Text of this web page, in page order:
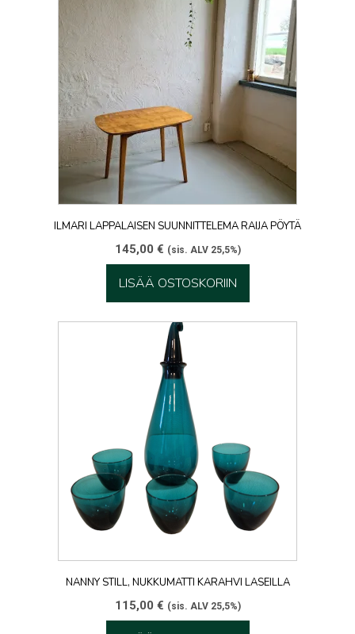
ILMARI LAPPALAISEN SUUNNITTELEMA RAIJA PÖYTÄ
145,00 € (sis. ALV 25,5%)
LISÄÄ OSTOSKORIIN
NANNY STILL, NUKKUMATTI KARAHVI LASEILLA
115,00 € (sis. ALV 25,5%)